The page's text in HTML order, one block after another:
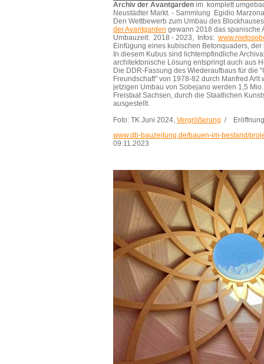
Archiv der Avantgarden im komplett
Neustädter Markt. - Sammlung Egidio
Den Wettbewerb zum Umbau des
der Avantgarden gewann 2018 das spanische
Umbauzeit: 2018 - 2023, Infos:
Einfügung eines kubischen Betonquaders,
In diesem Kubus sind lichtempfindliche
architektonische Lösung entspringt auch aus
Die DDR-Fassung des Wiederaufbaus für die
Freundschaft" von 1978-82 durch Manfred
jetzigen Umbau von Sobejano werden 1,5
Freistaat Sachsen, durch die Staatlichen
ausgestellt.
Foto: TK Juni 2024, Vergrößerung /
www.db-bauzeitung.de/bauen-im-bestand/
09.11.2023